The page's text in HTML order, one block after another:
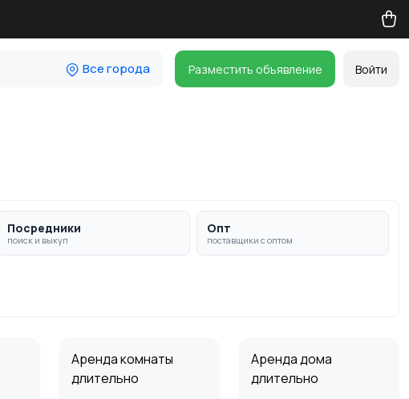
Все города Разместить объявление Войти
Посредники
поиск и выкуп
Опт
поставщики с оптом
Аренда комнаты
длительно
Аренда дома
длительно